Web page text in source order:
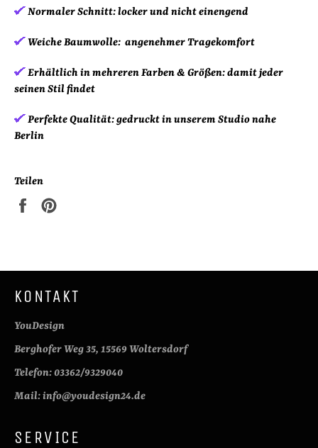
Normaler Schnitt:locker und nicht einengend
Weiche Baumwolle: angenehmer Tragekomfort
Erhältlich in mehreren Farben & Größen:damit jeder
seinen Stil findet
Perfekte Qualität:gedruckt in unserem Studio nahe
Berlin
Teilen
Auf
KONTAKT
YouDesign
Berghofer Weg 35, 15569 Woltersdorf
Telefon: 03362/9329040
Mail: info@youdesign24.de
SERVICE